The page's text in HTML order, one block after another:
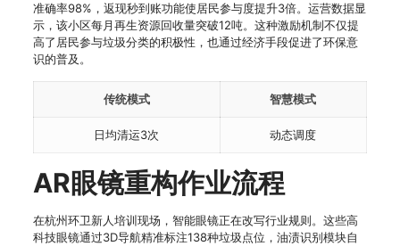
准确率98%，返现秒到账功能使居民参与度提升3倍。运营数据显
示，该小区每月再生资源回收量突破12吨。这种激励机制不仅提
高了居民参与垃圾分类的积极性，也通过经济手段促进了环保意
识的普及。
传统模式 智慧模式
日均清运3次 动态调度
AR眼镜重构作业流程
在杭州环卫新人培训现场，智能眼镜正在改写行业规则。这些高
科技眼镜通过3D导航精准标注138种垃圾点位，油渍识别模块自